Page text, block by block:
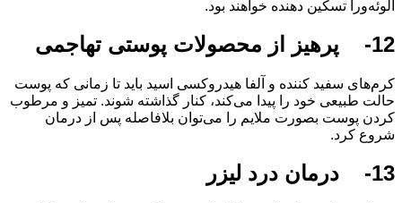
آلوئه‌ورا تسکین دهنده خواهند بود.
12- پرهیز از محصولات پوستی تهاجمی
کرم‌های سفید کننده و آلفا هیدروکسی اسید باید تا زمانی که پوست
حالت طبیعی خود را پیدا می‌کند، کنار گذاشته شوند. تمیز و مرطوب
کردن پوست بصورت ملایم را می‌توان بلافاصله پس از درمان
شروع کرد.
13- درمان درد لیزر